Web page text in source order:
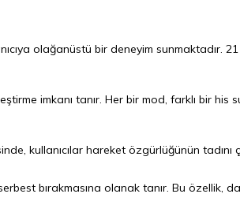
olağanüstü bir deneyim sunmaktadır. 21
imkanı tanır. Her bir mod, farklı bir his
kullanıcılar hareket özgürlüğünün tadını
bırakmasına olanak tanır. Bu özellik,